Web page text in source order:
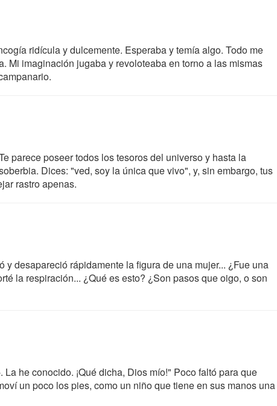
ridícula y dulcemente. Esperaba y temía algo. Todo me
Mi imaginación jugaba y revoloteaba en torno a las mismas
parece poseer todos los tesoros del universo y hasta la
Dices: "ved, soy la única que vivo", y, sin embargo, tus
rastro apenas.
y desapareció rápidamente la figura de una mujer... ¿Fue una
la respiración... ¿Qué es esto? ¿Son pasos que oigo, o son
he conocido. ¡Qué dicha, Dios mío!" Poco faltó para que
un poco los pies, como un niño que tiene en sus manos una